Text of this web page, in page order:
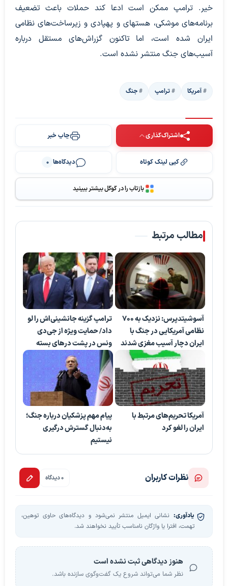
خیر. ترامپ ممکن است ادعا کند حملات باعث تضعیف
برنامه‌های موشکی، هسته‎ای و پهپادی و زیرساخت‌های نظامی
ایران شده است، اما تاکنون گزراش‌های مستقل درباره
آسیب‌های جنگ منتشر نشده است.
آمریکا ترامپ جنگ
اشتراک‌گذاری چاپ خبر
کپی لینک کوتاه دیدگاه‌ها 0
بازتاب را در گوگل بیشتر ببینید
مطالب مرتبط
آسوشیتدپرس: نزدیک به ۷۰۰
نظامی آمریکایی در جنگ با
ایران دچار آسیب مغزی شدند
ترامپ گزینه جانشینی‌اش را لو
داد/ حمایت ویژه از جی‌دی
ونس در پشت درهای بسته
آمریکا تحریم‌های مرتبط با
ایران را لغو کرد
پیام مهم پزشکیان درباره جنگ؛
به‌دنبال گسترش درگیری
نیستیم
نظرات کاربران 0 دیدگاه
یادآوری: نشانی ایمیل منتشر نمی‌شود و دیدگاه‌های حاوی توهین،
تهمت، افترا یا واژگان نامناسب تأیید نخواهند شد.
هنوز دیدگاهی ثبت نشده است
نظر شما می‌تواند شروع یک گفت‌وگوی سازنده باشد.